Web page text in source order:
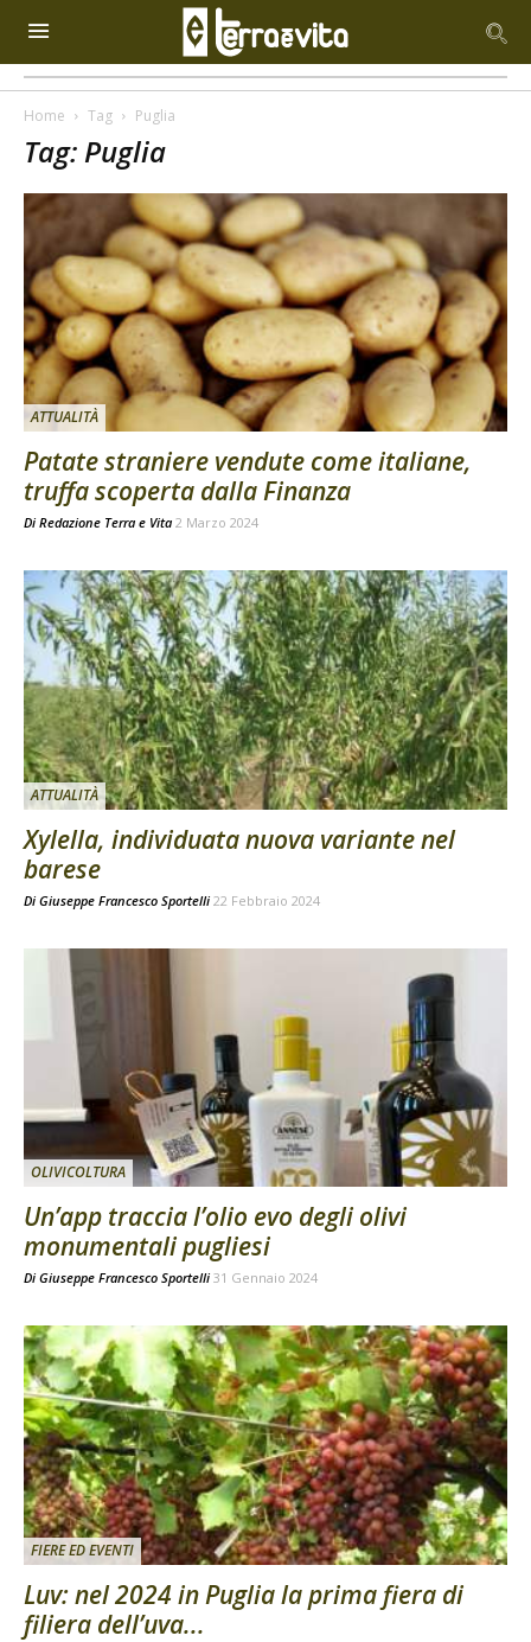
Home Tag Puglia
Tag: Puglia
ATTUALITÀ
Patate straniere vendute come italiane,
truffa scoperta dalla Finanza
Di Redazione Terra e Vita 2 Marzo 2024
ATTUALITÀ
Xylella, individuata nuova variante nel
barese
Di Giuseppe Francesco Sportelli 22 Febbraio 2024
OLIVICOLTURA
Un’app traccia l’olio evo degli olivi
monumentali pugliesi
Di Giuseppe Francesco Sportelli 31 Gennaio 2024
FIERE ED EVENTI
Luv: nel 2024 in Puglia la prima fiera di
filiera dell’uva...